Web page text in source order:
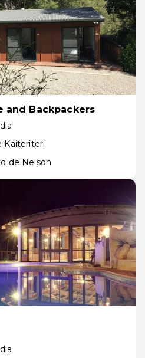
and Backpackers
Kaiteriteri
de Nelson